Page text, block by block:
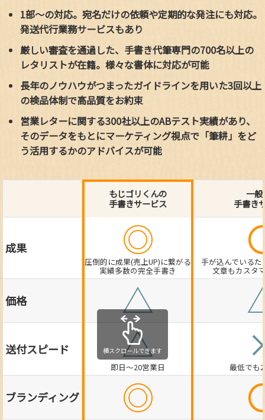
1部～の対応。宛名だけの依頼や定期的な発注にも対応。
発送代行業務サービスもあり
厳しい審査を通過した、手書き代筆専門の700名以上の
レタリストが在籍。様々な書体に対応が可能
長年のノウハウがつまったガイドラインを用いた3回以上
の検品体制で高品質をお約束
営業レターに関する300社以上のABテスト実績があり、
そのデータをもとにマーケティング視点で「筆耕」をど
う活用するかのアドバイスが可能
もじゴリくんの
手書きサービス
一般
手書き
成果 ◎
圧倒的に成果(売上UP)に繋がる
実績多数の完全手書き
手が込んでいる
文章もカスタ
価格 △
送付スピード △
即日～20営業日 最低でも
ブランディング ◎
横スクロールできます